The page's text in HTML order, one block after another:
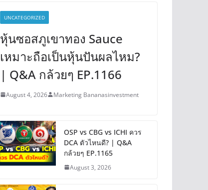
UNCATEGORIZED
หุ้นซอสภูเขาทอง Sauce
เหมาะถือเป็นหุ้นปันผลไหม?
| Q&A กล้วยๆ EP.1166
August 4, 2026 Marketing Bananasinvestment
OSP vs CBG vs ICHI ควร
DCA ตัวไหนดี? | Q&A
กล้วยๆ EP.1165
August 3, 2026